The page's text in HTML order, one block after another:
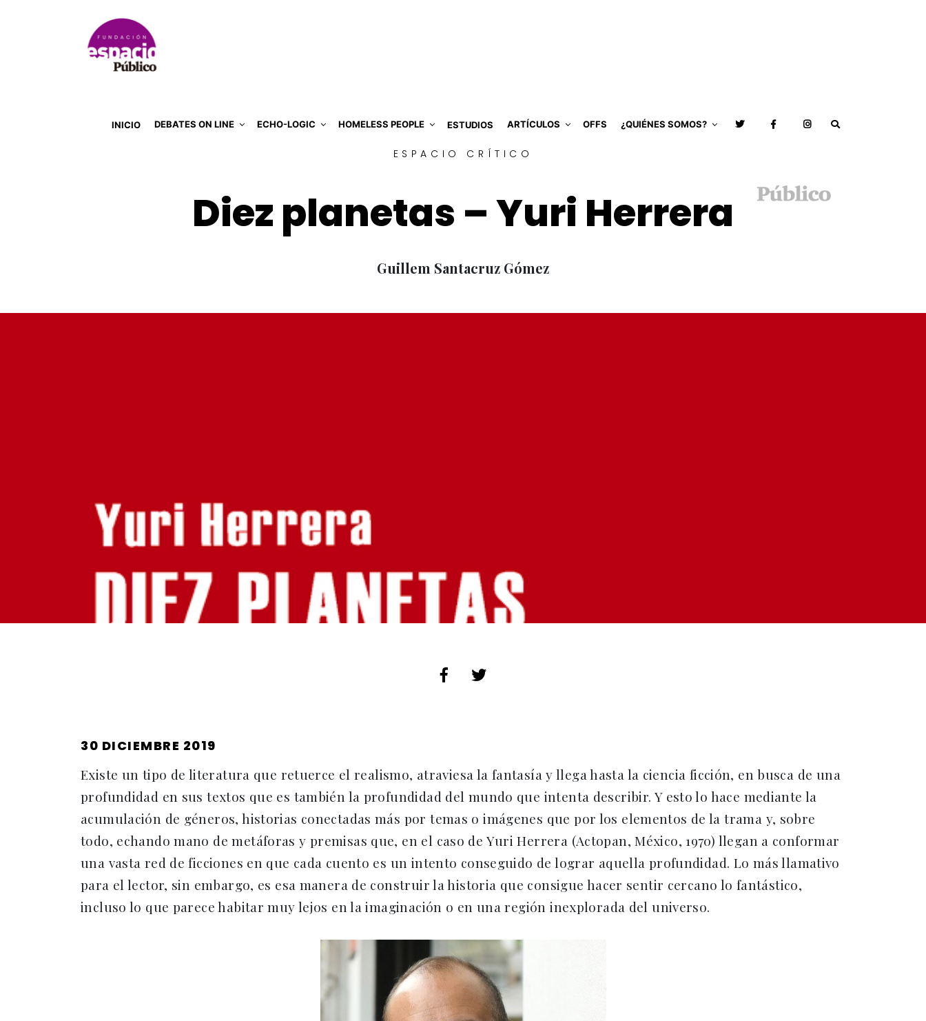
INICIO DEBATES ON LINE ECHO-LOGIC HOMELESS PEOPLE ESTUDIOS ARTÍCULOS OFFS ¿QUIÉNES SOMOS?
ESPACIO CRÍTICO
Diez planetas – Yuri Herrera
Guillem Santacruz Gómez
PUBLICADO
30 DICIEMBRE 2019
Existe un tipo de literatura que retuerce el realismo, atraviesa la fantasía y llega hasta la ciencia ficción, en busca de una
profundidad en sus textos que es también la profundidad del mundo que intenta describir. Y esto lo hace mediante la
acumulación de géneros, historias conectadas más por temas o imágenes que por los elementos de la trama y, sobre
todo, echando mano de metáforas y premisas que, en el caso de Yuri Herrera (Actopan, México, 1970) llegan a conformar
una vasta red de ficciones en que cada cuento es un intento conseguido de lograr aquella profundidad. Lo más llamativo
para el lector, sin embargo, es esa manera de construir la historia que consigue hacer sentir cercano lo fantástico,
incluso lo que parece habitar muy lejos en la imaginación o en una región inexplorada del universo.